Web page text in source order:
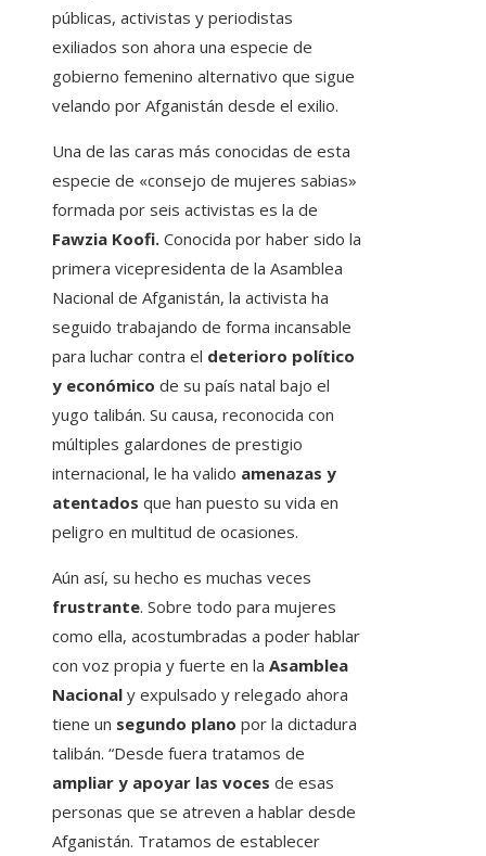
públicas, activistas y periodistas
exiliados son ahora una especie de
gobierno femenino alternativo que sigue
velando por Afganistán desde el exilio.
Una de las caras más conocidas de esta
especie de «consejo de mujeres sabias»
formada por seis activistas es la de
Fawzia Koofi. Conocida por haber sido la
primera vicepresidenta de la Asamblea
Nacional de Afganistán, la activista ha
seguido trabajando de forma incansable
para luchar contra el deterioro político
y económico de su país natal bajo el
yugo talibán. Su causa, reconocida con
múltiples galardones de prestigio
internacional, le ha valido amenazas y
atentados que han puesto su vida en
peligro en multitud de ocasiones.
Aún así, su hecho es muchas veces
frustrante. Sobre todo para mujeres
como ella, acostumbradas a poder hablar
con voz propia y fuerte en la Asamblea
Nacional y expulsado y relegado ahora
tiene un segundo plano por la dictadura
talibán. “Desde fuera tratamos de
ampliar y apoyar las voces de esas
personas que se atreven a hablar desde
Afganistán. Tratamos de establecer